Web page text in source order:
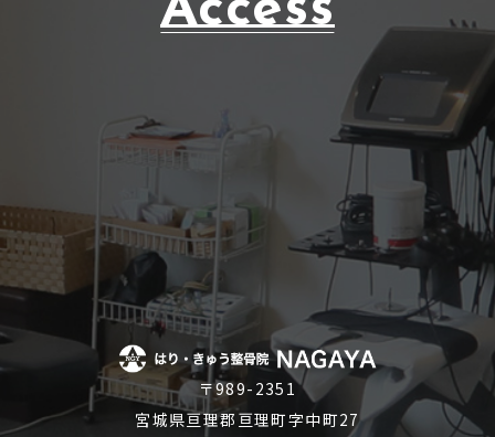
〒989-2351
宮城県亘理郡亘理町字中町27